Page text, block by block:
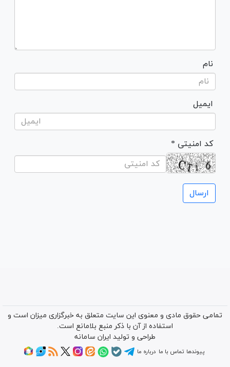
نام
ایمیل
* کد امنیتی
تمامی حقوق مادی و معنوی این سایت متعلق به خبرگزاری میزان است و
استفاده از آن با ذکر منبع بلامانع است.
طراحی و تولید ایران سامانه
پیوندها تماس با ما درباره ما